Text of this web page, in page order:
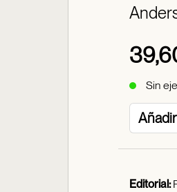
Sin
Editorial: